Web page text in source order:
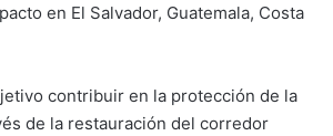
en El Salvador, Guatemala, Costa
contribuir en la protección de la
de la restauración del corredor